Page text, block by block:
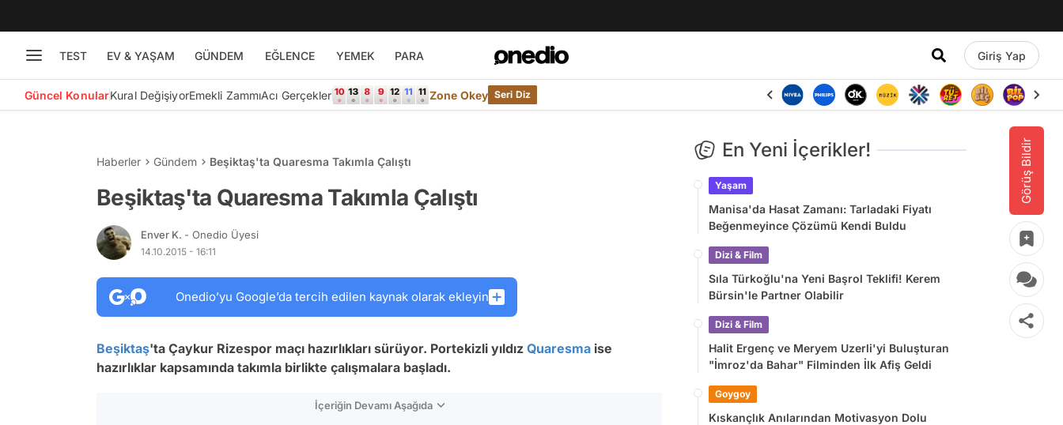
TEST EV & YAŞAM GÜNDEM EĞLENCE YEMEK PARA Giriş Yap
Güncel KonularKural DeğişiyorEmekli ZammıAcı Gerçekler Zone Okey Seri Diz
Görüş Bildir
Haberler Gündem Beşiktaş'ta Quaresma Takımla Çalıştı
Beşiktaş'ta Quaresma Takımla Çalıştı
Enver K. - Onedio Üyesi
14.10.2015 - 16:11
Onedio’yu Google’da tercih edilen kaynak olarak ekleyin
Beşiktaş'ta Çaykur Rizespor maçı hazırlıkları sürüyor. Portekizli yıldız Quaresma ise
hazırlıklar kapsamında takımla birlikte çalışmalara başladı.
İçeriğin Devamı Aşağıda
En Yeni İçerikler!
Yaşam
Manisa'da Hasat Zamanı: Tarladaki Fiyatı
Beğenmeyince Çözümü Kendi Buldu
Dizi & Film
Sıla Türkoğlu'na Yeni Başrol Teklifi! Kerem
Bürsin'le Partner Olabilir
Dizi & Film
Halit Ergenç ve Meryem Uzerli'yi Buluşturan
"İmroz'da Bahar" Filminden İlk Afiş Geldi
Goygoy
Kıskançlık Anılarından Motivasyon Dolu